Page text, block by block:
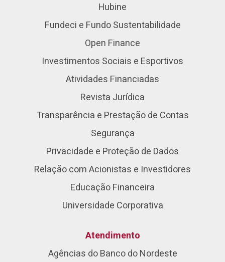
Hubine
Fundeci e Fundo Sustentabilidade
Open Finance
Investimentos Sociais e Esportivos
Atividades Financiadas
Revista Jurídica
Transparência e Prestação de Contas
Segurança
Privacidade e Proteção de Dados
Relação com Acionistas e Investidores
Educação Financeira
Universidade Corporativa
Atendimento
Agências do Banco do Nordeste